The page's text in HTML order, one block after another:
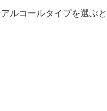
ルコールタイプを選ぶと